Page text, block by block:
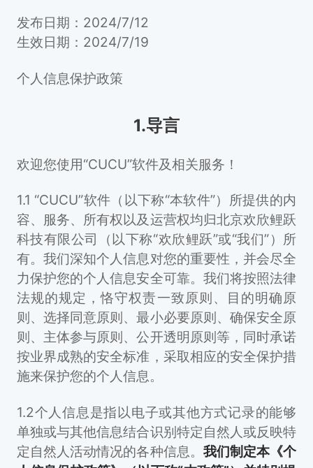
发布日期：2024/7/12
生效日期：2024/7/19
个人信息保护政策
1.导言
欢迎您使用“CUCU”软件及相关服务！
1.1 “CUCU”软件（以下称“本软件”）所提供的内
容、服务、所有权以及运营权均归北京欢欣鲤跃
科技有限公司（以下称“欢欣鲤跃”或“我们”）所
有。我们深知个人信息对您的重要性，并会尽全
力保护您的个人信息安全可靠。我们将按照法律
法规的规定，恪守权责一致原则、目的明确原
则、选择同意原则、最小必要原则、确保安全原
则、主体参与原则、公开透明原则等，同时承诺
按业界成熟的安全标准，采取相应的安全保护措
施来保护您的个人信息。
1.2个人信息是指以电子或其他方式记录的能够
单独或与其他信息结合识别特定自然人或反映特
定自然人活动情况的各种信息。 我们制定本《个